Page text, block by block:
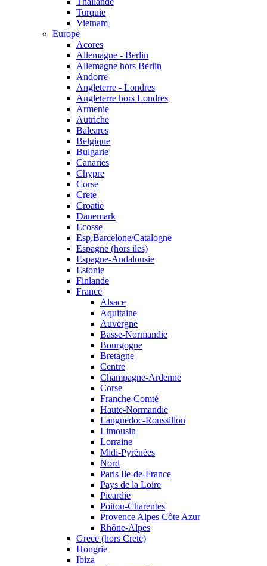
Turquie
Vietnam
Europe
Acores
Allemagne - Berlin
Allemagne hors Berlin
Andorre
Angleterre - Londres
Angleterre hors Londres
Armenie
Autriche
Baleares
Belgique
Bulgarie
Canaries
Chypre
Corse
Crete
Croatie
Danemark
Ecosse
Esp.Barcelone/Catalogne
Espagne (hors iles)
Espagne-Andalousie
Estonie
Finlande
France
Alsace
Aquitaine
Auvergne
Basse-Normandie
Bourgogne
Bretagne
Centre
Champagne-Ardenne
Corse
Franche-Comté
Haute-Normandie
Languedoc-Roussillon
Limousin
Lorraine
Midi-Pyrénées
Nord
Paris Ile-de-France
Pays de la Loire
Picardie
Poitou-Charentes
Provence Alpes Côte Azur
Rhône-Alpes
Grece (hors Crete)
Hongrie
Ibiza